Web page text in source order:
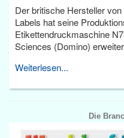
Der britische Hersteller
Labels hat seine
Etikettendruckmaschine
Sciences (Domino)
Weiterlesen...
Die